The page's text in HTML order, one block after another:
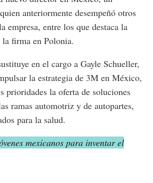
anteriormente desempeñó otros
empresa, entre los que destaca la
la firma en Polonia.
en el cargo a Gayle Schueller,
la estrategia de 3M en México,
prioridades la oferta de soluciones
ramas automotriz y de autopartes,
para la salud.
mexicanos para inventar el